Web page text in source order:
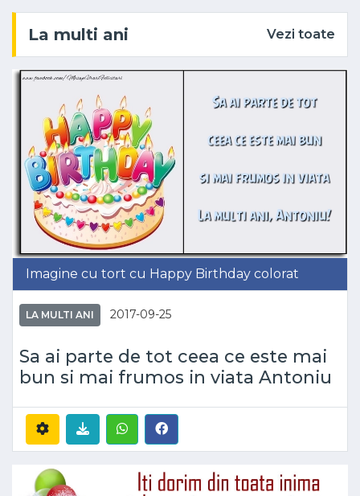
La multi ani Vezi toate
Imagine cu tort cu Happy Birthday colorat
LA MULTI ANI 2017-09-25
Sa ai parte de tot ceea ce este mai
bun si mai frumos in viata Antoniu